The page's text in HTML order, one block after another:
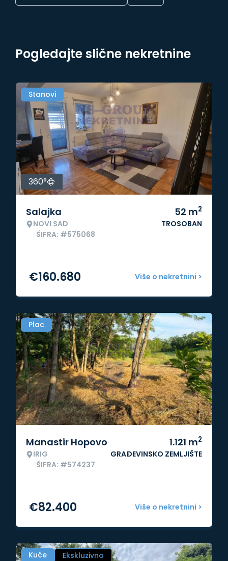
Pogledajte slične nekretnine
Stanovi
360°
Salajka
NOVI SAD
ŠIFRA: #575068
52 m2
TROSOBAN
Više o nekretnini >
€160.680
Plac
Manastir Hopovo
IRIG
ŠIFRA: #574237
1.121 m2
GRAĐEVINSKO ZEMLJIŠTE
Više o nekretnini >
€82.400
Kuće Ekskluzivno